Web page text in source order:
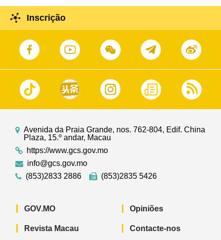
Inscrição
Avenida da Praia Grande, nos. 762-804, Edif. China
Plaza, 15.º andar, Macau
https://www.gcs.gov.mo
info@gcs.gov.mo
(853)2833 2886
(853)2835 5426
GOV.MO
Revista Macau
Opiniões
Contacte-nos